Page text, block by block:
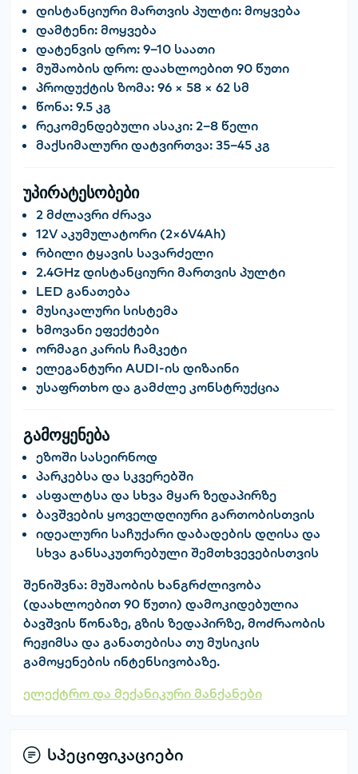
დისტანციური მართვის პულტი: მოყვება
დამტენი: მოყვება
დატენვის დრო: 9–10 საათი
მუშაობის დრო: დაახლოებით 90 წუთი
პროდუქტის ზომა: 96 × 58 × 62 სმ
წონა: 9.5 კგ
რეკომენდებული ასაკი: 2–8 წელი
მაქსიმალური დატვირთვა: 35–45 კგ
უპირატესობები
2 მძლავრი ძრავა
12V აკუმულატორი (2×6V4Ah)
რბილი ტყავის სავარძელი
2.4GHz დისტანციური მართვის პულტი
LED განათება
მუსიკალური სისტემა
ხმოვანი ეფექტები
ორმაგი კარის ჩამკეტი
ელეგანტური AUDI-ის დიზაინი
უსაფრთხო და გამძლე კონსტრუქცია
გამოყენება
ეზოში სასეირნოდ
პარკებსა და სკვერებში
ასფალტსა და სხვა მყარ ზედაპირზე
ბავშვების ყოველდღიური გართობისთვის
იდეალური საჩუქარი დაბადების დღისა და
სხვა განსაკუთრებული შემთხვევებისთვის
შენიშვნა: მუშაობის ხანგრძლივობა
(დაახლოებით 90 წუთი) დამოკიდებულია
ბავშვის წონაზე, გზის ზედაპირზე, მოძრაობის
რეჟიმსა და განათებისა თუ მუსიკის
გამოყენების ინტენსივობაზე.
ელექტრო და მექანიკური მანქანები
სპეციფიკაციები